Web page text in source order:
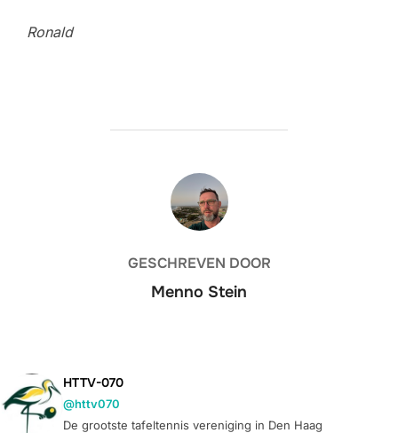
Ronald
BERICHTAUTEUR
GESCHREVEN DOOR
Menno Stein
HTTV-070
@httv070
De grootste tafeltennis vereniging in Den Haag